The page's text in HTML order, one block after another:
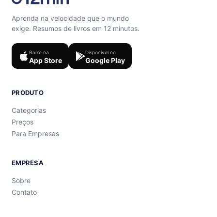
Aprenda na velocidade que o mundo
exige. Resumos de livros em 12 minutos.
Baixe na
App Store
Disponível no
Google Play
PRODUTO
Categorias
Preços
Para Empresas
EMPRESA
Sobre
Contato